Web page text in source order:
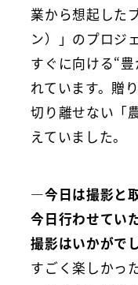
業から想起した
ン）」のプロジ
すぐに向ける“
れています。贈
切り離せない「
えていました。
―今日は撮影と
今日行わせてい
撮影はいかがで
すごく楽しかっ